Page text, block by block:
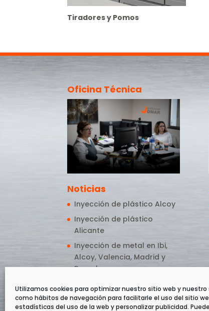
Utilizamos cookies para optimizar nuestro sitio web y nuestro
como hábitos de navegación para facilitarle el uso del sitio
estadísticas del uso de la web y personalizar publicidad.
Tiradores y Pomos
Oficina Técnica
Noticias
Inyección de plástico Alcoy
Inyección de plástico
Alicante
Inyección de metal en Ibi,
Alcoy, Valencia, Madrid y
Barcelona